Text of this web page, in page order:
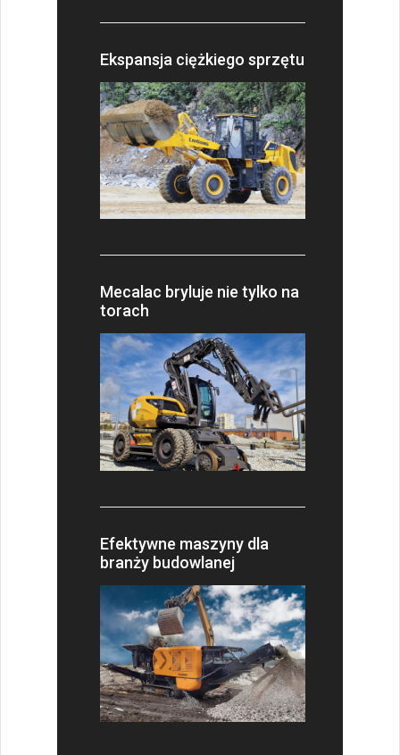
Ekspansja ciężkiego sprzętu
Mecalac bryluje nie tylko na
torach
Efektywne maszyny dla
branży budowlanej